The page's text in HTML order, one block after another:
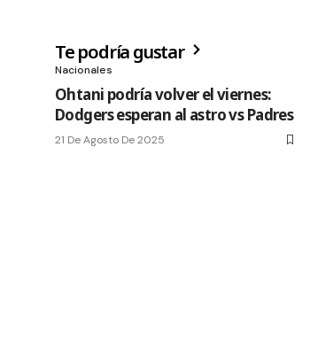
Te podría gustar
Nacionales
Ohtani podría volver el viernes:
Dodgers esperan al astro vs Padres
21 De Agosto De 2025